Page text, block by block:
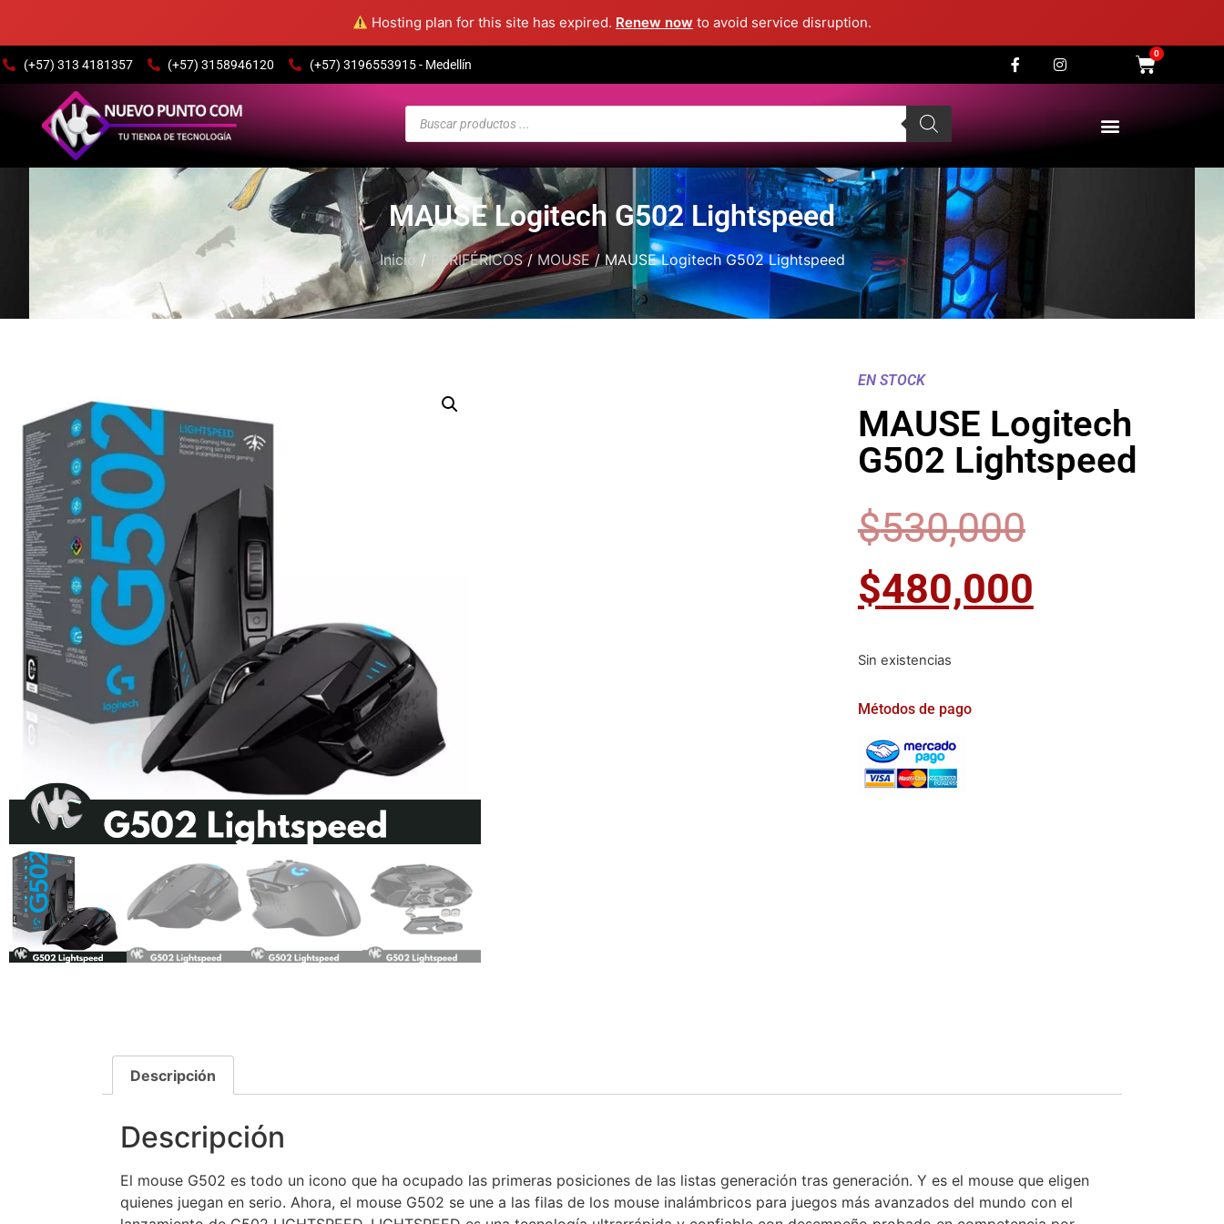
Hosting plan for this site has expired. Renew now to avoid service disruption.
(+57) 313 4181357 (+57) 3158946120 (+57) 3196553915 - Medellín
0
MAUSE Logitech G502 Lightspeed
Inicio/ PERIFÉRICOS/MOUSE/ MAUSE Logitech G502 Lightspeed
EN STOCK
MAUSE Logitech
G502 Lightspeed
$530,000
$480,000
Sin existencias
Métodos de pago
Descripción
Descripción
El mouse G502 es todo un icono que ha ocupado las primeras posiciones de las listas generación tras generación. Y es el mouse que eligen
quienes juegan en serio. Ahora, el mouse G502 se une a las filas de los mouse inalámbricos para juegos más avanzados del mundo con el